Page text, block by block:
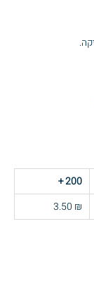
200
+
₪ 3.50